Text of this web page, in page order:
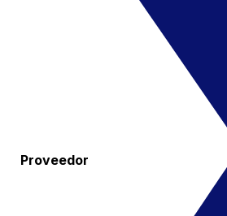
Proveedor